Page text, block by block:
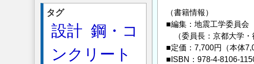
（書籍情報）
■編集：地震工学委員
（委員長：京都大学・
■定価：7,700円（本体
■ISBN：978-4-8106-
タグ
設計 鋼・コ
ンクリート